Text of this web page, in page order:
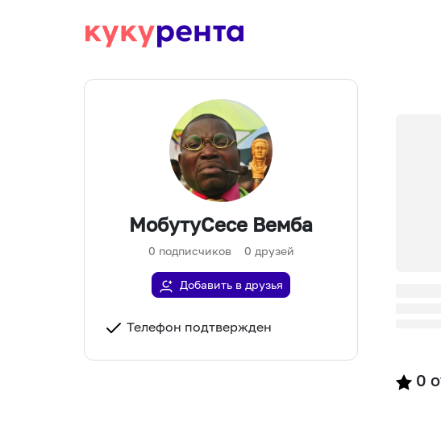
МобутуСесе Вемба
0 подписчиков 0 друзей
Добавить в друзья
Телефон подтвержден
0